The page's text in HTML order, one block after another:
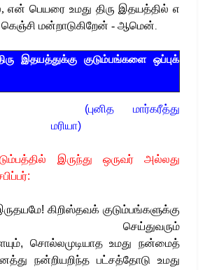
,என் பெயரை உமது திரு இதயத்தில் எ
கெஞ்சி மன்றாடுகிறேன் - ஆமென்
இதயத்துக்கு குடும்பங்களை ஒப்புக்
(புனித மார்கரீத்து
மரியா)
இருந்து ஒருவர் அல்லது
! கிறிஸ்தவக் குடும்பங்களுக்கு
செய்துவரும்
, சொல்லமுடியாத உமது நன்மைத்
நன்றியறிந்த பட்சத்தோடு உமது